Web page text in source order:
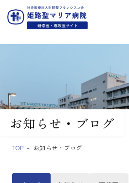
お知らせ・ブログ
TOP お知らせ・ブログ